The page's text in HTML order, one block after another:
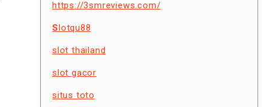
https://3smreviews.com/
Slotqu88
slot thailand
slot gacor
situs toto